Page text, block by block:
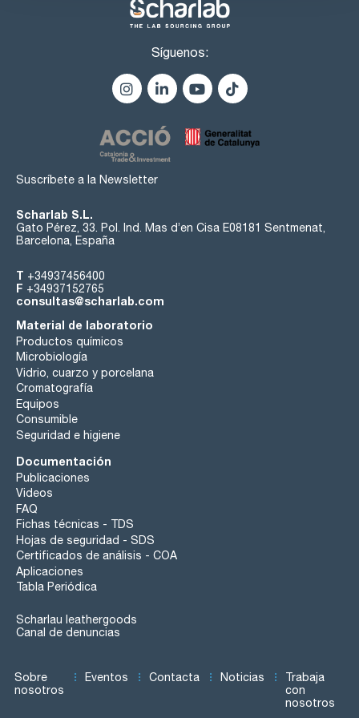
Síguenos:
Suscríbete a la Newsletter
Scharlab S.L.
Gato Pérez, 33. Pol. Ind. Mas d’en Cisa E08181 Sentmenat,
Barcelona, España
T +34937456400
F +34937152765
consultas@scharlab.com
Material de laboratorio
Productos químicos
Microbiología
Vidrio, cuarzo y porcelana
Cromatografía
Equipos
Consumible
Seguridad e higiene
Documentación
Publicaciones
Videos
FAQ
Fichas técnicas - TDS
Hojas de seguridad - SDS
Certificados de análisis - COA
Aplicaciones
Tabla Periódica
Scharlau leathergoods
Canal de denuncias
Sobre
nosotros
Eventos Contacta Noticias
Trabaja
con
nosotros